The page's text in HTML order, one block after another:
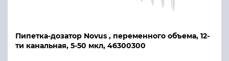
Пипетка-дозатор Novus , переменного объема, 12-
ти канальная, 5-50 мкл, 46300300